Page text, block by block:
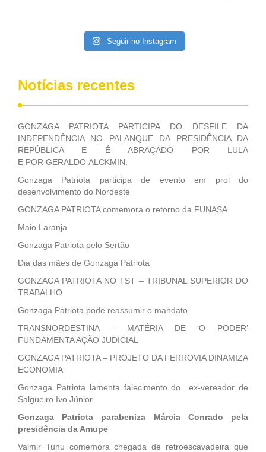
Seguir no Instagram
Notícias recentes
GONZAGA PATRIOTA PARTICIPA DO DESFILE DA
INDEPENDÊNCIA NO PALANQUE DA PRESIDÊNCIA DA
REPÚBLICA E É ABRAÇADO POR LULA
E POR GERALDO ALCKMIN.
Gonzaga Patriota participa de evento em prol do
desenvolvimento do Nordeste
GONZAGA PATRIOTA comemora o retorno da FUNASA
Maio Laranja
Gonzaga Patriota pelo Sertão
Dia das mães de Gonzaga Patriota
GONZAGA PATRIOTA NO TST – TRIBUNAL SUPERIOR DO
TRABALHO
Gonzaga Patriota pode reassumir o mandato
TRANSNORDESTINA – MATÉRIA DE ‘O PODER’
FUNDAMENTA AÇÃO JUDICIAL
GONZAGA PATRIOTA – PROJETO DA FERROVIA DINAMIZA
ECONOMIA
Gonzaga Patriota lamenta falecimento do ex-vereador de
Salgueiro Ivo Júnior
Gonzaga Patriota parabeniza Márcia Conrado pela
presidência da Amupe
Valmir Tunu comemora chegada de retroescavadeira que